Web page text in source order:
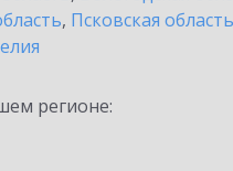
, Псковская область
регионе: